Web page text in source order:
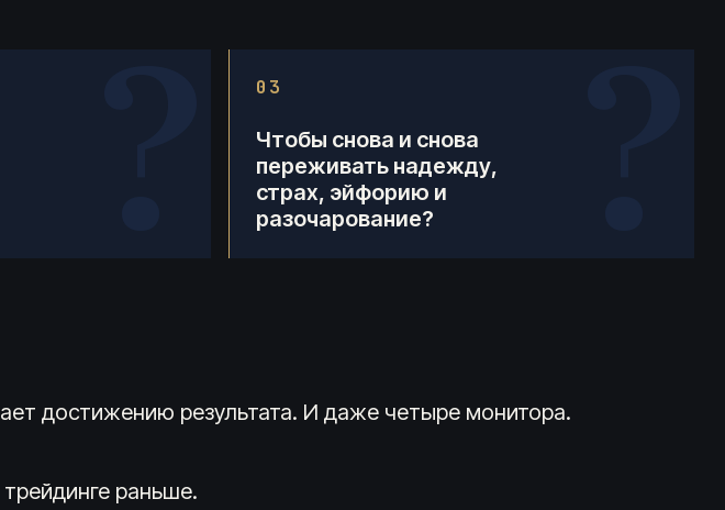
? 03 ?
Чтобы снова и снова
переживать надежду,
страх, эйфорию и
разочарование?
достижению результата. И даже четыре монитора.
раньше.